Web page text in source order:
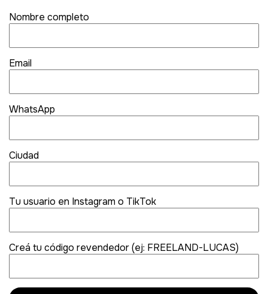
Nombre completo
Email
WhatsApp
Ciudad
Tu usuario en Instagram o TikTok
Creá tu código revendedor (ej: FREELAND-LUCAS)